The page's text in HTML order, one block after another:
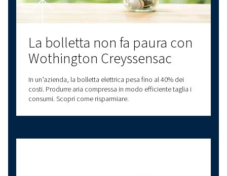
Aumenta l'efficienza della
tua sala compressori con
sincronizzazione di
ECOntrol6
Una riduzione di pressione di 1 bar porta a un
energetico del 7% e riduzione delle perdite del 15%.